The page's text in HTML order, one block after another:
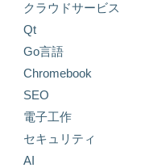
クラウドサービス
Qt
Go言語
Chromebook
SEO
電子工作
セキュリティ
AI